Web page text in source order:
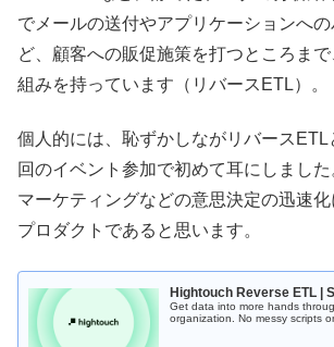
でメールの送付やアプリケーションへ
ど、顧客への販促施策を打つところま
組みを持っています（リバースETL）。
個人的には、恥ずかしながリバースETL
回のイベント参加で初めて耳にしまし
マーケティングなどの意思決定の迅速
プロダクトであると思います。
Hightouch Reverse ETL |
Get data into more hands
organization. No messy scripts